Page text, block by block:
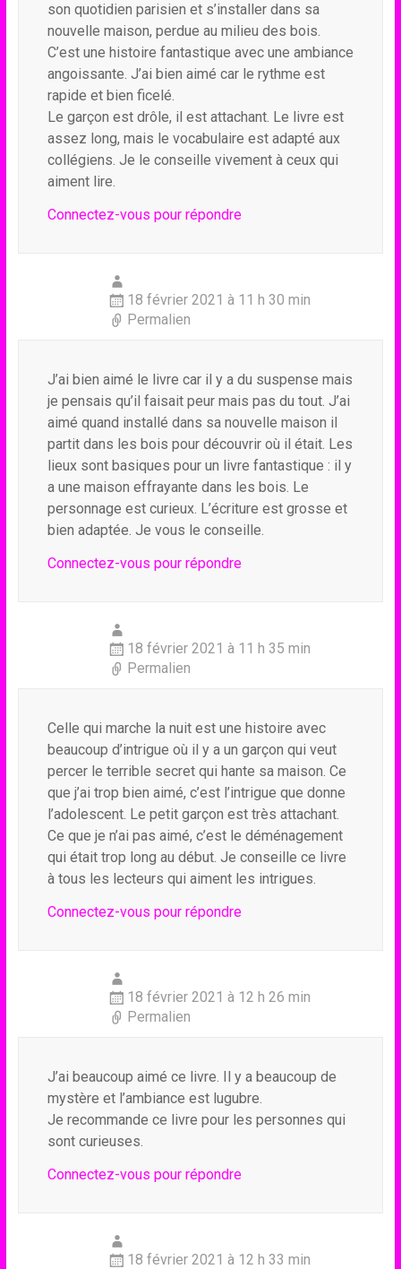
son quotidien parisien et s’installer dans sa
nouvelle maison, perdue au milieu des bois.
C’est une histoire fantastique avec une ambiance
angoissante. J’ai bien aimé car le rythme est
rapide et bien ficelé.
Le garçon est drôle, il est attachant. Le livre est
assez long, mais le vocabulaire est adapté aux
collégiens. Je le conseille vivement à ceux qui
aiment lire.
Connectez-vous pour répondre
18 février 2021 à 11 h 30 min
Permalien
J’ai bien aimé le livre car il y a du suspense mais
je pensais qu’il faisait peur mais pas du tout. J’ai
aimé quand installé dans sa nouvelle maison il
partit dans les bois pour découvrir où il était. Les
lieux sont basiques pour un livre fantastique : il y
a une maison effrayante dans les bois. Le
personnage est curieux. L’écriture est grosse et
bien adaptée. Je vous le conseille.
Connectez-vous pour répondre
18 février 2021 à 11 h 35 min
Permalien
Celle qui marche la nuit est une histoire avec
beaucoup d’intrigue où il y a un garçon qui veut
percer le terrible secret qui hante sa maison. Ce
que j’ai trop bien aimé, c’est l’intrigue que donne
l’adolescent. Le petit garçon est très attachant.
Ce que je n’ai pas aimé, c’est le déménagement
qui était trop long au début. Je conseille ce livre
à tous les lecteurs qui aiment les intrigues.
Connectez-vous pour répondre
18 février 2021 à 12 h 26 min
Permalien
J’ai beaucoup aimé ce livre. Il y a beaucoup de
mystère et l’ambiance est lugubre.
Je recommande ce livre pour les personnes qui
sont curieuses.
Connectez-vous pour répondre
18 février 2021 à 12 h 33 min